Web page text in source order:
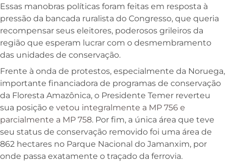
Essas manobras políticas foram feitas em resposta à
pressão da bancada ruralista do Congresso, que queria
recompensar seus eleitores, poderosos grileiros da
região que esperam lucrar com o desmembramento
das unidades de conservação.
Frente à onda de protestos, especialmente da Noruega,
importante financiadora de programas de conservação
da Floresta Amazônica, o Presidente Temer reverteu
sua posição e vetou integralmente a MP 756 e
parcialmente a MP 758. Por fim, a única área que teve
seu status de conservação removido foi uma área de
862 hectares no Parque Nacional do Jamanxim, por
onde passa exatamente o traçado da ferrovia.